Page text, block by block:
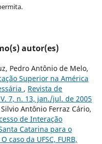
autor(es)
Pedro Antônio de Melo,
Superior na América
, Revista de
7, n. 13, jan./jul. de 2005
Antônio Ferraz Cário,
de Interação
Catarina para o
caso da UFSC, FURB,